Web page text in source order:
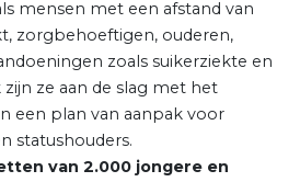
mensen met een afstand van
zorgbehoeftigen, ouderen,
zoals suikerziekte en
ze aan de slag met het
een plan van aanpak voor
statushouders.
van 2.000 jongere en